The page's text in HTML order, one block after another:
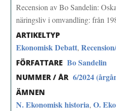
Recension av Bo Sandelin:
näringsliv i omvandling: från
ARTIKELTYP
Ekonomisk Debatt,
FÖRFATTARE Bo Sandelin
NUMMER / ÅR 6/2024
ÄMNEN
N. Ekonomisk historia,O.